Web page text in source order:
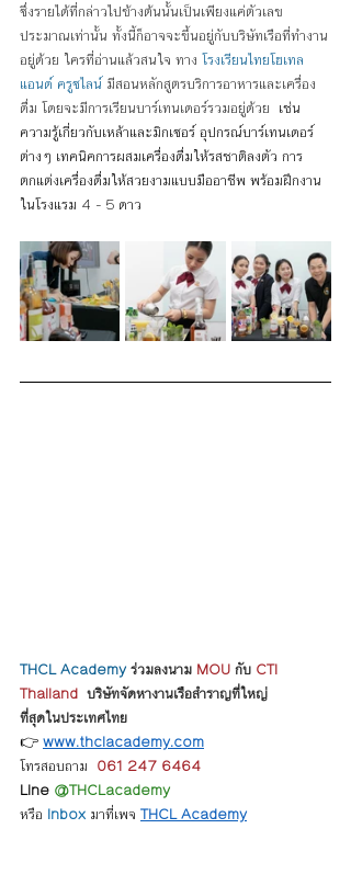
ซึ่งรายได้ที่กล่าวไปข้างต้นนั้นเป็นเพียงแค่ตัวเลข
ประมาณเท่านั้น ทั้งนี้ก็อาจจะขึ้นอยู่กับบริษัทเรือที่ทำงาน
อยู่ด้วย ใครที่อ่านแล้วสนใจ ทาง โรงเรียนไทยโฮเทล
แอนด์ ครูซไลน์ มีสอนหลักสูตรบริการอาหารและเครื่อง
ดื่ม โดยจะมีการเรียนบาร์เทนเดอร์รวมอยู่ด้วย เช่น
ความรู้เกี่ยวกับเหล้าและมิกเซอร์ อุปกรณ์บาร์เทนเดอร์
ต่างๆ เทคนิคการผสมเครื่องดื่มให้รสชาติลงตัว การ
ตกแต่งเครื่องดื่มให้สวยงามแบบมืออาชีพ พร้อมฝึกงาน
ในโรงแรม 4 - 5 ดาว
THCL Academy ร่วมลงนาม MOU กับ CTI
Thailand
  บริษัทจัดหางานเรือสำราญที่ใหญ่
ที่สุดในประเทศไทย
👉 www.thclacademy.com
โทรสอบถาม 061 247 6464
Line @THCLacademy
หรือ Inbox มาที่เพจ THCL Academy